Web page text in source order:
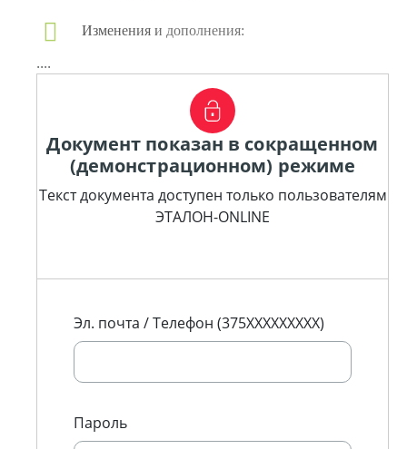
Изменения и дополнения:
....
Документ показан в сокращенном
(демонстрационном) режиме
Текст документа доступен только пользователям
ЭТАЛОН-ONLINE
Эл. почта / Телефон (375XXXXXXXXX)
Пароль